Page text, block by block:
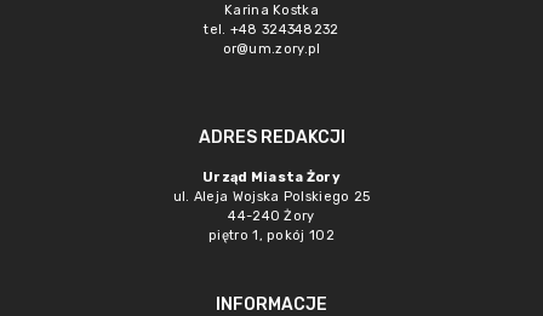
Karina Kostka
tel. +48 324348232
or@um.zory.pl
ADRES REDAKCJI
Urząd Miasta Żory
ul. Aleja Wojska Polskiego 25
44-240 Żory
piętro 1, pokój 102
INFORMACJE